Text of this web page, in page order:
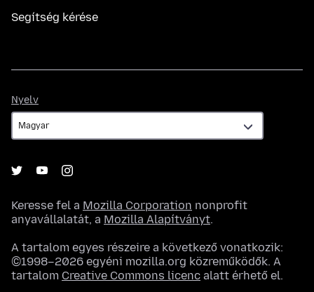
Segítség kérése
Nyelv
Keresse fel a Mozilla Corporation nonprofit
anyavállalatát, a Mozilla Alapítványt.
A tartalom egyes részeire a következő vonatkozik:
©1998–2026 egyéni mozilla.org közreműködők. A
tartalom Creative Commons licenc alatt érhető el.